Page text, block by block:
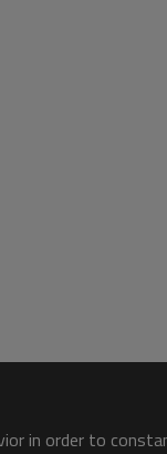
in order to